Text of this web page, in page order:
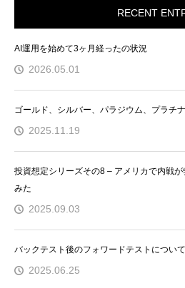
RECENT
AI運用を始めて3ヶ月経ったの状況
2026.05.01
ゴールド、シルバー、パラジウム、プラチ
2025.11.19
投資想定シリーズその8 – アメリカで内戦
みた
2025.09.03
バックテスト後のフォワードテストについて
2025.06.25